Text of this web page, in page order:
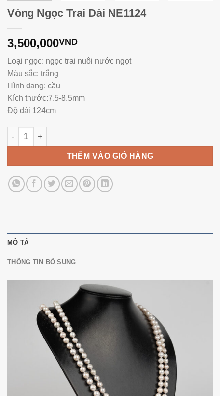
Vòng Ngọc Trai Dài NE1124
3,500,000VND
Loại ngọc: ngọc trai nuôi nước ngọt
Màu sắc: trắng
Hình dạng: cầu
Kích thước:7.5-8.5mm
Độ dài 124cm
Vòng Ngọc Trai Dài NE1124 số lượng
THÊM VÀO GIỎ HÀNG
MÔ TẢ
THÔNG TIN BỔ SUNG